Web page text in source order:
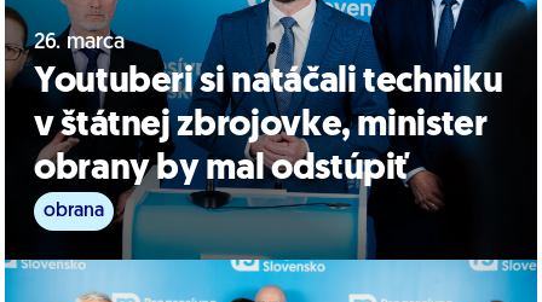
26. marca
Youtuberi si natáčali techniku
v štátnej zbrojovke, minister
obrany by mal odstúpiť
obrana